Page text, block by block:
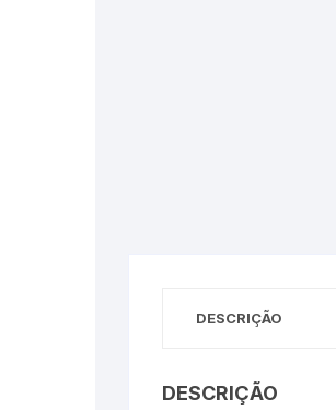
DESCRIÇÃO
DESCRIÇÃO